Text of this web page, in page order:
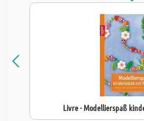
Livre - Modellierspaß